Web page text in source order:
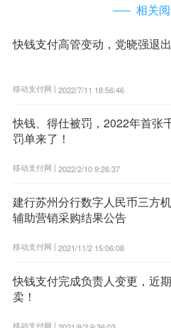
相关
快钱支付高管变动，党晓强退出
移动支付网 | 2022/7/11 18:56:46
快钱、得仕被罚，2022年首张
罚单来了！
移动支付网 | 2022/2/10 9:26:37
建行苏州分行数字人民币三方
辅助营销采购结果公告
移动支付网 | 2021/11/2 15:06:08
快钱支付完成负责人变更，近
卖！
移动支付网 |